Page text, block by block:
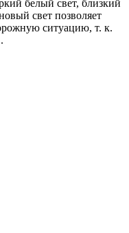
белый свет, близкий
свет позволяет
ситуацию, т. к.